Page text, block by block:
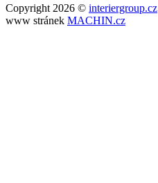
Copyright 2026 © interiergroup.cz
www stránek MACHIN.cz